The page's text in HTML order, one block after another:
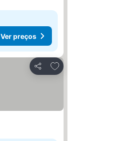
Ver preços
Partilhar
Adicionar aos favoritos